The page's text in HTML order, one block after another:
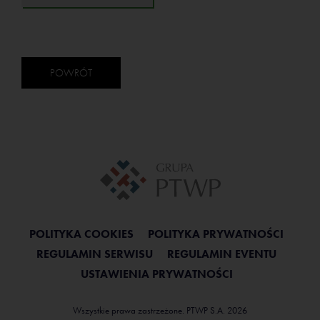
POWRÓT
Wszystkie prawa zastrzeżone. PTWP S.A. 2026
POLITYKA COOKIES
POLITYKA PRYWATNOŚCI
REGULAMIN SERWISU
REGULAMIN EVENTU
USTAWIENIA PRYWATNOŚCI